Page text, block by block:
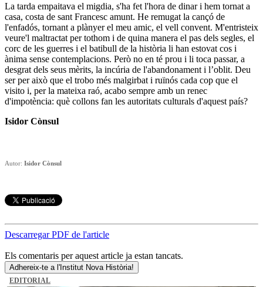
La tarda empaitava el migdia, s'ha fet l'hora de dinar i hem tornat a
casa, costa de sant Francesc amunt. He remu­gat la cançó de
l'enfadós, tornant a plànyer el meu amic, el vell convent. M'entristeix
veure'l maltractat per tothom i de quina manera el pas dels segles, el
corc de les guerres i el batibull de la història li han estovat cos i
ànima sense con­templacions. Però no en té prou i li toca passar, a
desgrat dels seus mèrits, la incúria de l'abandonament i l’oblit. Deu
ser per això que el trobo més malgirbat i ruïnós cada cop que el
visito i, per la mateixa raó, acabo sempre amb un re­nec
d'impotència: què collons fan les autoritats culturals d'aquest país?
Isidor Cònsul
Autor: Isidor Cònsul
Descarregar PDF de l'article
Els comentaris per aquest article ja estan tancats.
Adhereix-te a l'Institut Nova Història!
EDITORIAL